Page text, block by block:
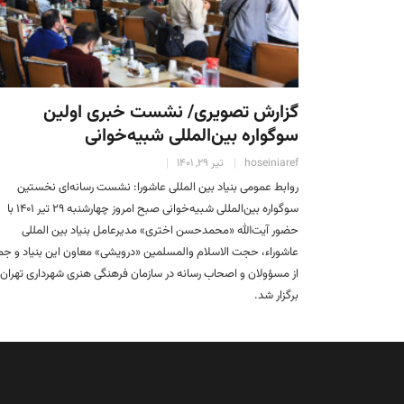
گزارش تصویری/ نشست خبری اولین
سوگواره بین‌المللی شبیه‌خوانی
hoseiniaref تیر 29, 1401
روابط عمومی بنیاد بین المللی عاشورا: نشست رسانه‌ای نخستین
سوگواره بین‌المللی شبیه‌خوانی صبح امروز چهارشنبه ۲۹ تیر 1401 با
حضور آیت‌الله «محمدحسن اختری» مدیرعامل بنیاد بین‌ المللی
عاشوراء، حجت الاسلام والمسلمین «درویشی» معاون این بنیاد و
از مسؤولان و اصحاب رسانه در سازمان فرهنگی هنری شهرداری تهران
برگزار شد.